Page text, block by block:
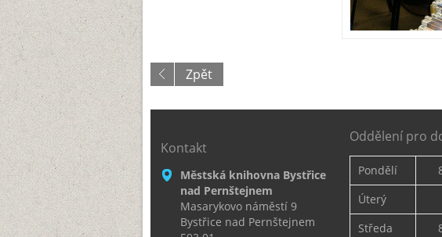
Zpět
Kontakt
Městská knihovna Bystřice
nad Pernštejnem
Masarykovo náměstí 9
Bystřice nad Pernštejnem
Oddělení pro
Pondělí
Úterý
Středa